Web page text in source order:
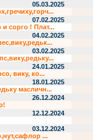
05.03.2025
07.02.2025
сорго ! Плат...
04.02.2025
03.02.2025
24.01.2025
вику, ко...
18.01.2025
масличн...
26.12.2024
12.12.2024
03.12.2024
...